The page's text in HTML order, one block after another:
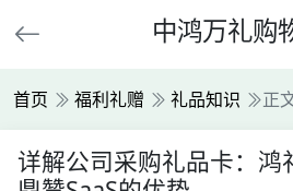
中鸿万礼购
首页 福利礼赠 礼品知识 正
详解公司采购礼品卡：鸿